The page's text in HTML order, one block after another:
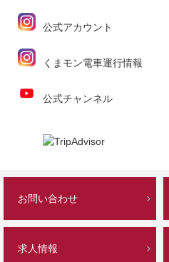
公式アカウント
くまモン電車運行情報
公式チャンネル
お問い合わせ
求人情報